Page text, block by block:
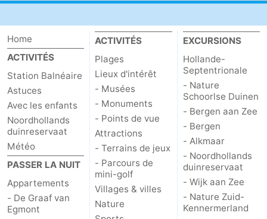
Kennermerland
Haarlem
-
Zandvoort
Hollande-
Méridionale
-
Leiden
Bollenstreek
-
Nature
Hollands
-
Noordwijk
-
Home
ACTIVITÉS
Station Balnéaire
Astuces
Avec les enfants
Noordhollands
duinreservaat
Météo
PASSER LA NUIT
Appartements
- De Graaf van
Egmont
ACTIVITÉS
Plages
Lieux d'intérêt
- Musées
- Monuments
- Points de vue
Attractions
- Terrains de jeux
- Parcours de
mini-golf
Villages & villes
Nature
EXCURSIONS
Hollande-
Septentrionale
- Nature
Schoorlse Duinen
- Bergen aan Zee
- Bergen
- Alkmaar
- Noordhollands
duinreservaat
- Wijk aan Zee
- Nature Zuid-
Kennermerland